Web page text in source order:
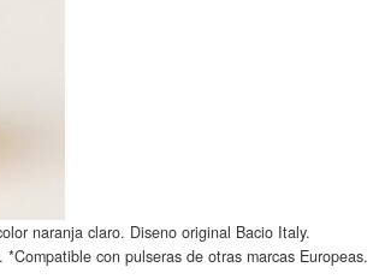
naranja claro. Diseno original Bacio Italy.
con pulseras de otras marcas Europeas.